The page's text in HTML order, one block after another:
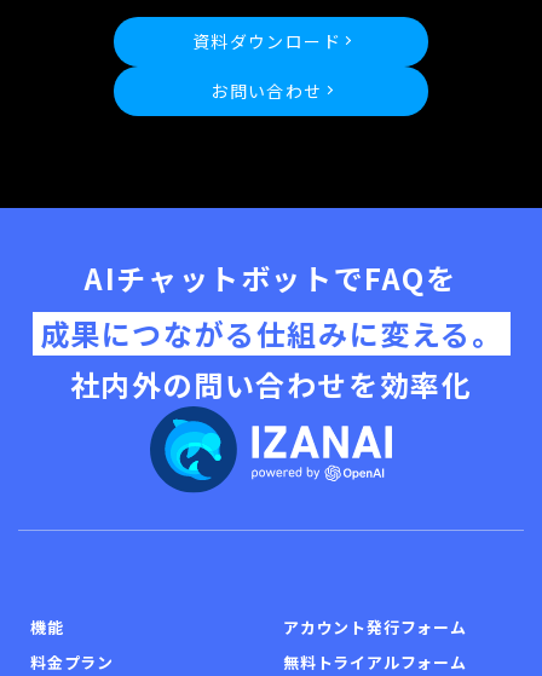
資料ダウンロード
お問い合わせ
AIチャットボットでFAQを
成果につながる仕組みに変える。
社内外の問い合わせを効率化
機能
料金プラン
アカウント発行フォーム
無料トライアルフォーム